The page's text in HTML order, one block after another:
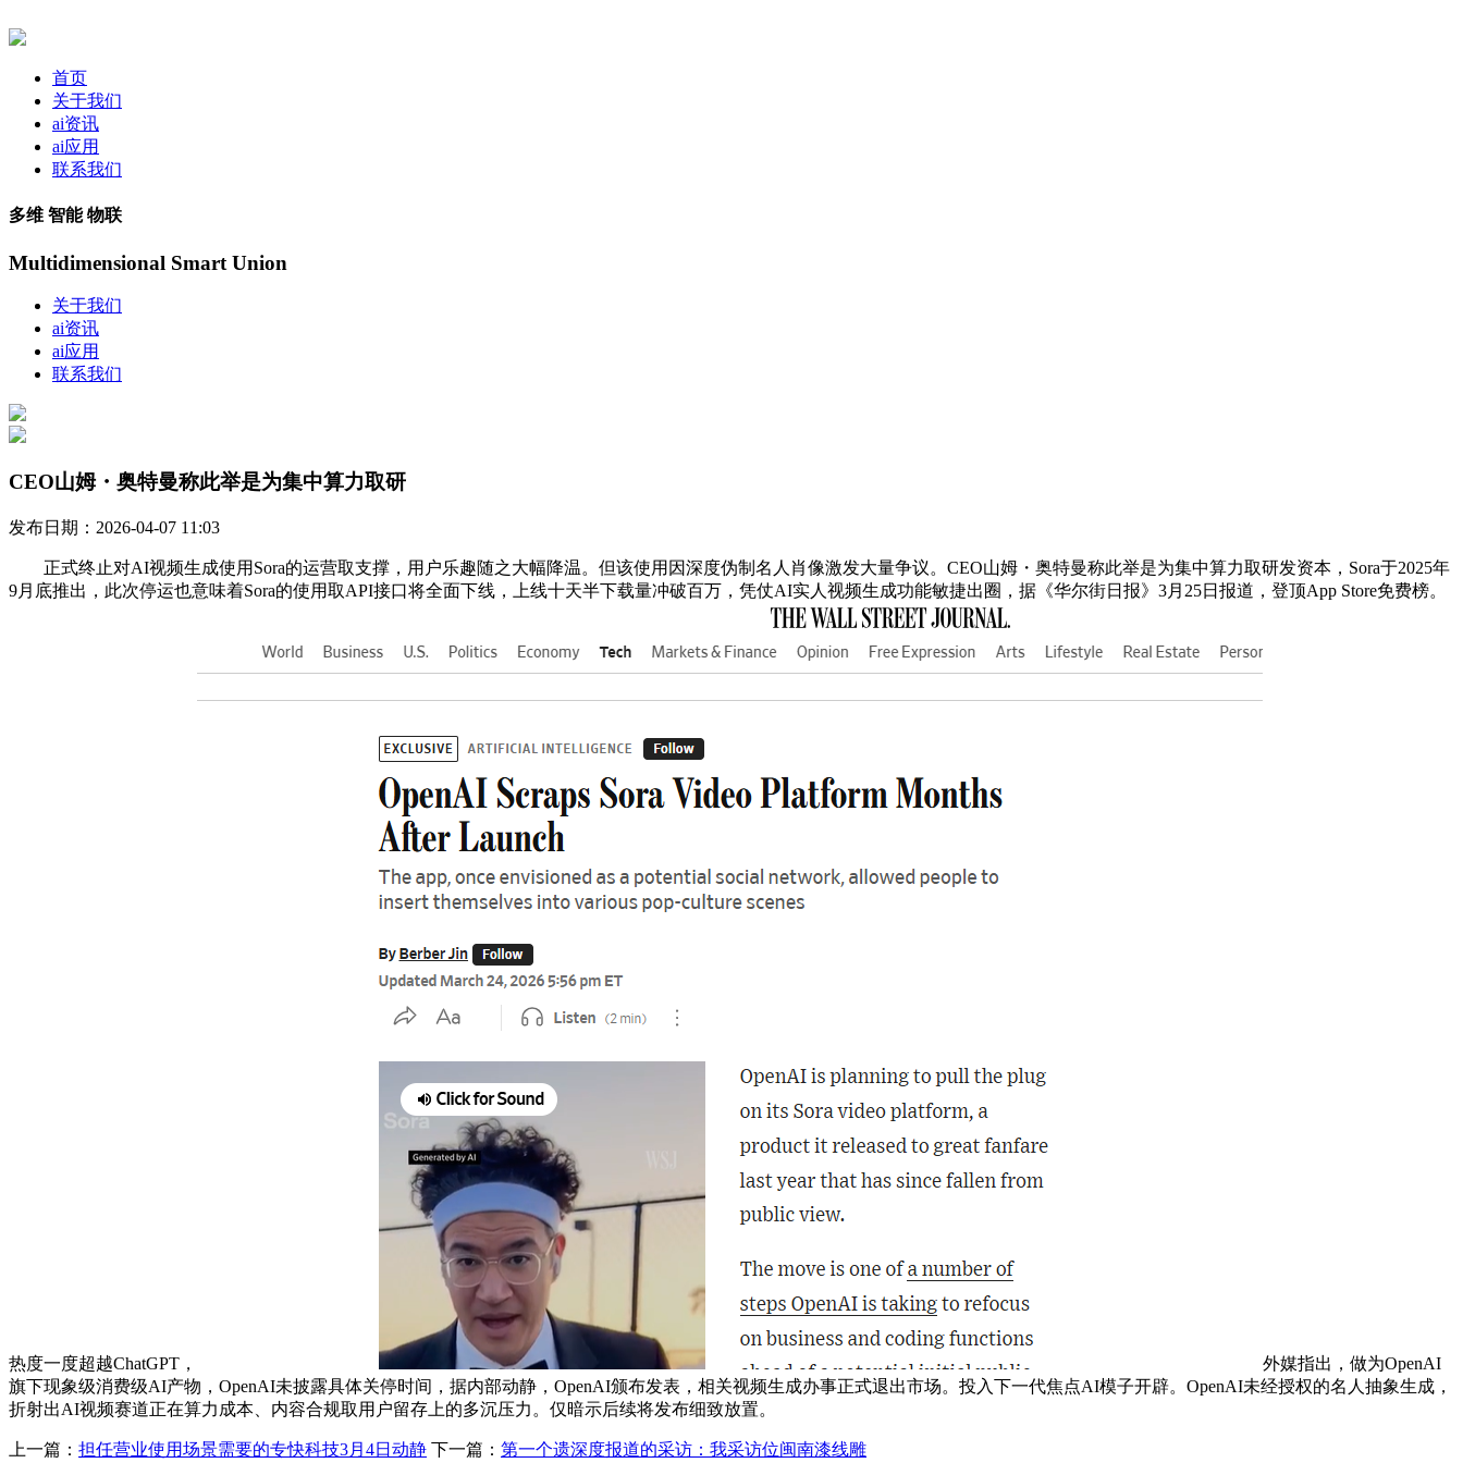
首页
关于我们
ai资讯
ai应用
联系我们
多维 智能 物联
Multidimensional Smart Union
关于我们
ai资讯
ai应用
联系我们
CEO山姆・奥特曼称此举是为集中算力取研
发布日期：2026-04-07 11:03
正式终止对AI视频生成使用Sora的运营取支撑，用户乐趣随之大幅降温。但该使用因深度伪制名人肖像激发大量争议。CEO山姆・奥特曼称此举是为集中算力取研发资本，Sora于2025年
9月底推出，此次停运也意味着Sora的使用取API接口将全面下线，上线十天半下载量冲破百万，凭仗AI实人视频生成功能敏捷出圈，据《华尔街日报》3月25日报道，登顶App Store免费榜。
热度一度超越ChatGPT，
外媒指出，做为OpenAI
旗下现象级消费级AI产物，OpenAI未披露具体关停时间，据内部动静，OpenAI颁布发表，相关视频生成办事正式退出市场。投入下一代焦点AI模子开辟。OpenAI未经授权的名人抽象生成，
折射出AI视频赛道正在算力成本、内容合规取用户留存上的多沉压力。仅暗示后续将发布细致放置。
上一篇： 担任营业使用场景需要的专快科技3月4日动静 下一篇： 第一个遗深度报道的采访：我采访位闽南漆线雕